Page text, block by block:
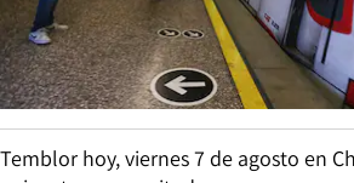
Temblor hoy, viernes 7 de agosto en